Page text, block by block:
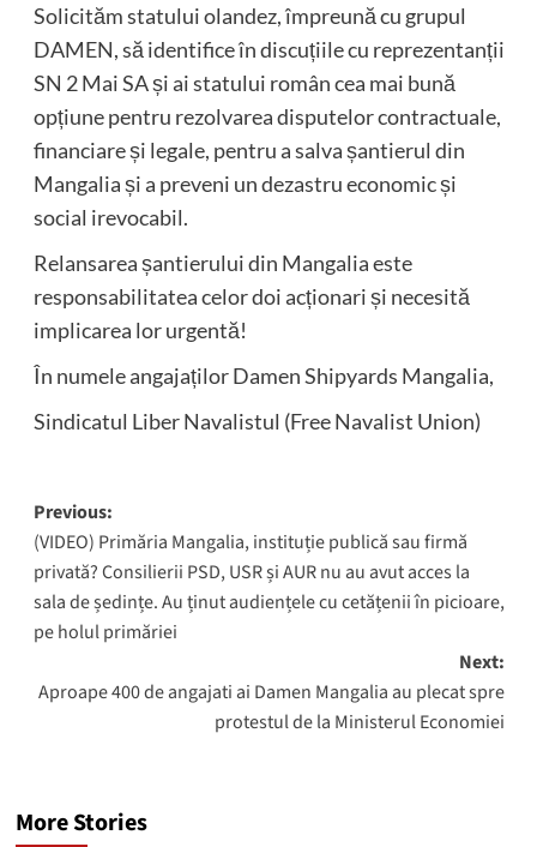
Solicităm statului olandez, împreună cu grupul
DAMEN, să identifice în discuțiile cu reprezentanții
SN 2 Mai SA și ai statului român cea mai bună
opțiune pentru rezolvarea disputelor contractuale,
financiare și legale, pentru a salva șantierul din
Mangalia și a preveni un dezastru economic și
social irevocabil.
Relansarea șantierului din Mangalia este
responsabilitatea celor doi acționari și necesită
implicarea lor urgentă!
În numele angajaților Damen Shipyards Mangalia,
Sindicatul Liber Navalistul (Free Navalist Union)
Post
navigation
Previous:
(VIDEO) Primăria Mangalia, instituție publică sau firmă
privată? Consilierii PSD, USR și AUR nu au avut acces la
sala de ședințe. Au ținut audiențele cu cetățenii în picioare,
pe holul primăriei
Next:
Aproape 400 de angajati ai Damen Mangalia au plecat spre
protestul de la Ministerul Economiei
More Stories